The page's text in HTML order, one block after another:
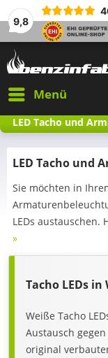
9,8
Menü
LED Tacho und
LED Tacho und
Sie möchten in
LEDs austauschen.
»
Tacho LEDs in
Weiße Tacho
Austausch
original